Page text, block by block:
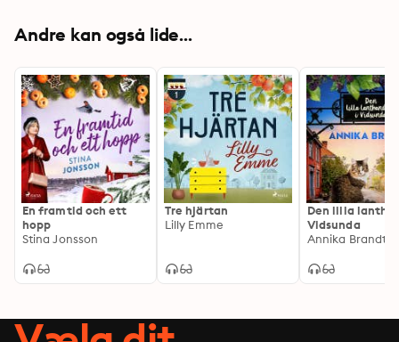
Andre kan også lide...
En framtid och ett
hopp
Stina Jonsson
Tre hjärtan
Lilly Emme
Den lilla
Vidsunda
Annika Brandt